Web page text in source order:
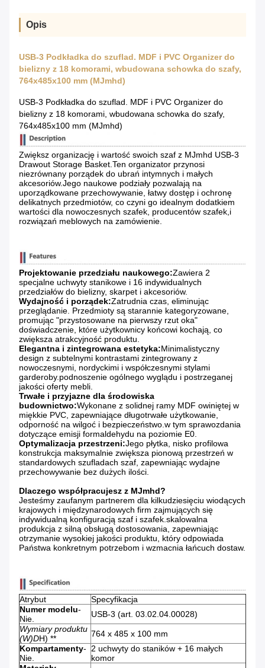
Opis
USB-3 Podkładka do szuflad. MDF i PVC Organizer do
bielizny z 18 komorami, wbudowana schowka do szafy,
764x485x100 mm (MJmhd)
USB-3 Podkładka do szuflad. MDF i PVC Organizer do
bielizny z 18 komorami, wbudowana schowka do szafy,
764x485x100 mm (MJmhd)
Zwiększ organizację i wartość swoich szaf z MJmhd USB-3
Drawout Storage Basket.Ten organizator przynosi
niezrównany porządek do ubrań intymnych i małych
akcesoriów.Jego naukowe podziały pozwalają na
uporządkowane przechowywanie, łatwy dostęp i ochronę
delikatnych przedmiotów, co czyni go idealnym dodatkiem
wartości dla nowoczesnych szafek, producentów szafek,i
rozwiązań meblowych na zamówienie.
Projektowanie przedziału naukowego:Zawiera 2
specjalne uchwyty stanikowe i 16 indywidualnych
przedziałów do bielizny, skarpet i akcesoriów.
Wydajność i porządek:Zatrudnia czas, eliminując
przeglądanie. Przedmioty są starannie kategoryzowane,
promując "przystosowane na pierwszy rzut oka"
doświadczenie, które użytkownicy końcowi kochają, co
zwiększa atrakcyjność produktu.
Elegantna i zintegrowana estetyka:Minimalistyczny
design z subtelnymi kontrastami zintegrowany z
nowoczesnymi, nordyckimi i współczesnymi stylami
garderoby.podnoszenie ogólnego wyglądu i postrzeganej
jakości oferty mebli.
Trwałe i przyjazne dla środowiska
budownictwo:Wykonane z solidnej ramy MDF owiniętej w
miękkie PVC, zapewniające długotrwałe użytkowanie,
odporność na wilgoć i bezpieczeństwo.w tym sprawozdania
dotyczące emisji formaldehydu na poziomie E0.
Optymalizacja przestrzeni:Jego płytka, nisko profilowa
konstrukcja maksymalnie zwiększa pionową przestrzeń w
standardowych szufladach szaf, zapewniając wydajne
przechowywanie bez dużych ilości.
Dlaczego współpracujesz z MJmhd?
Jesteśmy zaufanym partnerem dla kilkudziesięciu wiodących
krajowych i międzynarodowych firm zajmujących się
indywidualną konfiguracją szaf i szafek.skalowalna
produkcja z silną obsługą dostosowania, zapewniając
otrzymanie wysokiej jakości produktu, który odpowiada
Państwa konkretnym potrzebom i wzmacnia łańcuch dostaw.
Atrybut
Specyfikacja
Numer modelu-
Nie.
USB-3 (art. 03.02.04.00028)
Wymiary produktu
(W)DH) **
764 x 485 x 100 mm
Kompartamenty-
Nie.
2 uchwyty do staników + 16 małych
komor